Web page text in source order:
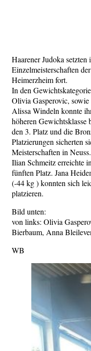
Haarener Judoka
Einzelmeisterschaften
Heimerzheim fort.
In den
Olivia Gasperovic,
Alissa Windeln konnte
höheren Gewichtsklasse
den 3. Platz und die
Platzierungen sicherten
Meisterschaften in Neuss.
Ilian Schmeitz erreichte
fünften Platz. Jana
(-44 kg ) konnten sich
platzieren.
Bild unten:
von links: Olivia
Bierbaum, Anna
WB